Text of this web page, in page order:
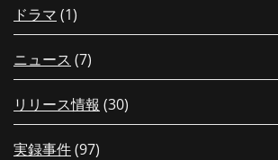
ドラマ (1)
ニュース (7)
リリース情報 (30)
実録事件(97)